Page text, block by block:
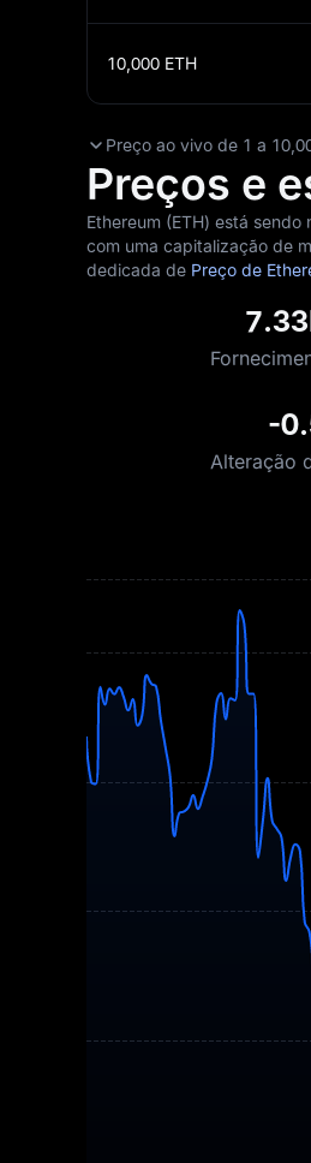
10,000 ETH
Preço ao vivo de 1 a
Preços e
Ethereum (ETH) está
com uma capitalização de
dedicada de Preço de
-
Alteração